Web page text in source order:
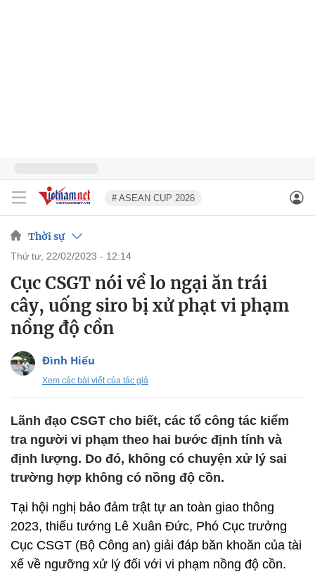
# ASEAN CUP 2026
Thời sự
thứ tư, 22/02/2023 - 12:14
Cục CSGT nói về lo ngại ăn trái
cây, uống siro bị xử phạt vi phạm
nồng độ cồn
Đình Hiếu
Xem các bài viết của tác giả
Lãnh đạo CSGT cho biết, các tổ công tác kiểm
tra người vi phạm theo hai bước định tính và
định lượng. Do đó, không có chuyện xử lý sai
trường hợp không có nồng độ cồn.
Tại hội nghị bảo đảm trật tự an toàn giao thông
2023, thiếu tướng Lê Xuân Đức, Phó Cục trưởng
Cục CSGT (Bộ Công an) giải đáp băn khoăn của tài
xế về ngưỡng xử lý đối với vi phạm nồng độ cồn.